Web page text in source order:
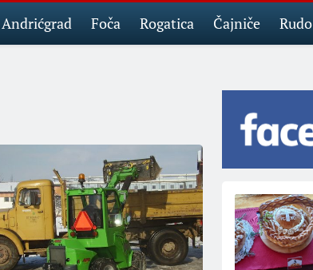
Andrićgrad Foča Rogatica Čajniče Rudo